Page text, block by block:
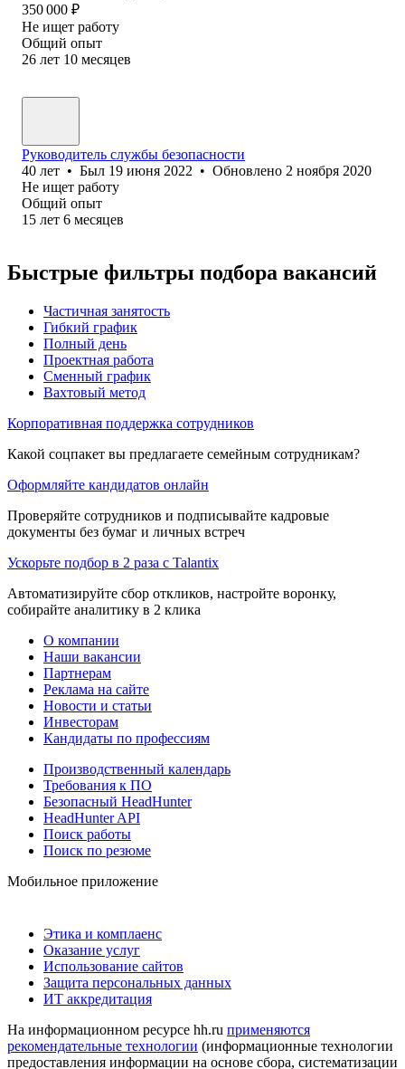
350 000 ₽
Не ищет работу
Общий опыт
26 лет 10 месяцев
Руководитель службы безопасности
40 лет • Был 19 июня 2022 • Обновлено 2 ноября 2020
Не ищет работу
Общий опыт
15 лет 6 месяцев
Быстрые фильтры подбора вакансий
Частичная занятость
Гибкий график
Полный день
Проектная работа
Сменный график
Вахтовый метод
Корпоративная поддержка сотрудников
Какой соцпакет вы предлагаете семейным сотрудникам?
Оформляйте кандидатов онлайн
Проверяйте сотрудников и подписывайте кадровые
документы без бумаг и личных встреч
Ускорьте подбор в 2 раза с Talantix
Автоматизируйте сбор откликов, настройте воронку,
собирайте аналитику в 2 клика
О компании
Наши вакансии
Партнерам
Реклама на сайте
Новости и статьи
Инвесторам
Кандидаты по профессиям
Производственный календарь
Требования к ПО
Безопасный HeadHunter
HeadHunter API
Поиск работы
Поиск по резюме
Мобильное приложение
Этика и комплаенс
Оказание услуг
Использование сайтов
Защита персональных данных
ИТ аккредитация
На информационном ресурсе hh.ru применяются
рекомендательные технологии (информационные технологии
предоставления информации на основе сбора, систематизации